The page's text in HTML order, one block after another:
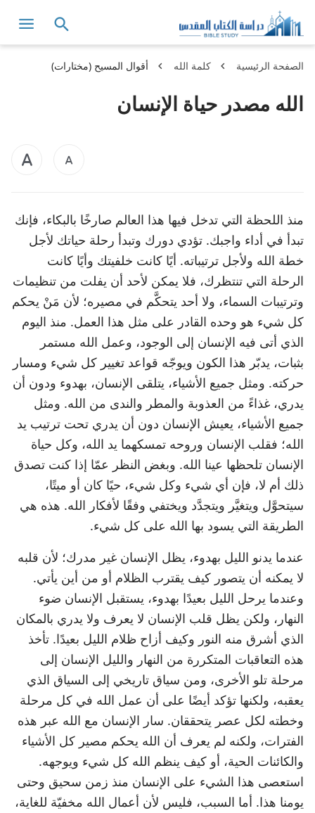
الصفحة الرئيسية كلمة الله أقوال المسيح (مختارات)
الله مصدر حياة الإنسان
منذ اللحظة التي تدخل فيها هذا العالم صارخًا بالبكاء، فإنك
تبدأ في أداء واجبك. تؤدي دورك وتبدأ رحلة حياتك لأجل
خطة الله ولأجل ترتيباته. أيًا كانت خلفيتك وأيًا كانت
الرحلة التي تنتظرك، فلا يمكن لأحد أن يفلت من تنظيمات
وترتيبات السماء، ولا أحد يتحكَّم في مصيره؛ لأن مَنْ يحكم
كل شيء هو وحده القادر على مثل هذا العمل. منذ اليوم
الذي أتى فيه الإنسان إلى الوجود، وعمل الله مستمر
بثبات، يدبّر هذا الكون ويوجّه قواعد تغيير كل شيء ومسار
حركته. ومثل جميع الأشياء، يتلقى الإنسان، بهدوء ودون أن
يدري، غذاءً من العذوبة والمطر والندى من الله. ومثل
جميع الأشياء، يعيش الإنسان دون أن يدري تحت ترتيب يد
الله؛ فقلب الإنسان وروحه تمسكهما يد الله، وكل حياة
الإنسان تلحظها عينا الله. وبغض النظر عمّا إذا كنت تصدق
ذلك أم لا، فإن أي شيء وكل شيء، حيًا كان أو ميتًا،
سيتحوَّل ويتغيَّر ويتجدَّد ويختفي وفقًا لأفكار الله. هذه هي
الطريقة التي يسود بها الله على كل شيء.
عندما يدنو الليل بهدوء، يظل الإنسان غير مدرك؛ لأن قلبه
لا يمكنه أن يتصور كيف يقترب الظلام أو من أين يأتي.
وعندما يرحل الليل بعيدًا بهدوء، يستقبل الإنسان ضوء
النهار، ولكن يظل قلب الإنسان لا يعرف ولا يدري بالمكان
الذي أشرق منه النور وكيف أزاح ظلام الليل بعيدًا. تأخذ
هذه التعاقبات المتكررة من النهار والليل الإنسان إلى
مرحلة تلو الأخرى، ومن سياق تاريخي إلى السياق الذي
يعقبه، ولكنها تؤكد أيضًا على أن عمل الله في كل مرحلة
وخطته لكل عصر يتحققان. سار الإنسان مع الله عبر هذه
الفترات، ولكنه لم يعرف أن الله يحكم مصير كل الأشياء
والكائنات الحية، أو كيف ينظم الله كل شيء ويوجهه.
استعصى هذا الشيء على الإنسان منذ زمن سحيق وحتى
يومنا هذا. أما السبب، فليس لأن أعمال الله مخفيّة للغاية،